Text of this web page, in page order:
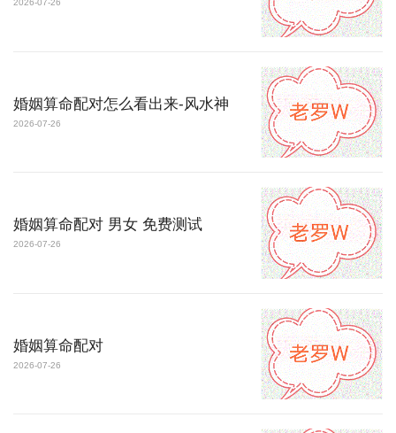
2026-07-26
婚姻算命配对怎么看出来-风水神
2026-07-26
婚姻算命配对 男女 免费测试
2026-07-26
婚姻算命配对
2026-07-26